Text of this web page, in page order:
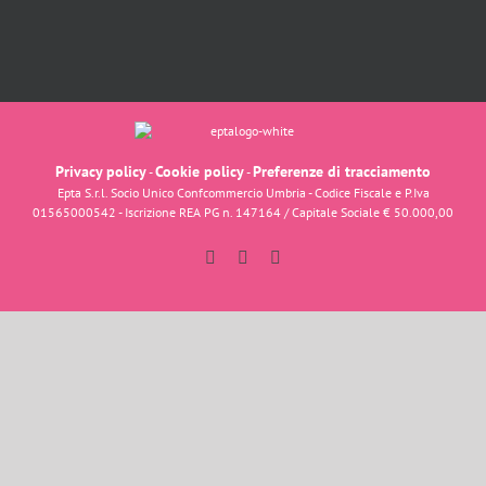
Privacy policy-Cookie policy-Preferenze di tracciamento
Epta S.r.l. Socio Unico Confcommercio Umbria - Codice Fiscale e P.Iva
01565000542 - Iscrizione REA PG n. 147164 / Capitale Sociale € 50.000,00
FacebookInstagram